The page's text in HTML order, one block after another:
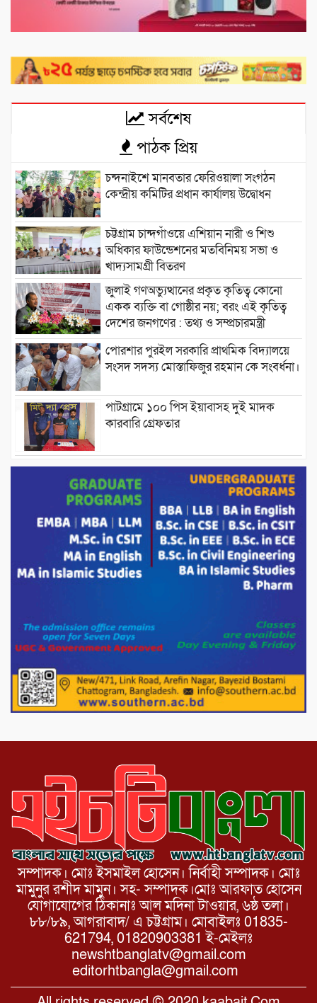
সর্বশেষ
পাঠক প্রিয়
চন্দনাইশে মানবতার ফেরিওয়ালা সংগঠন
কেন্দ্রীয় কমিটির প্রধান কার্যালয় উদ্বোধন
চট্টগ্রাম চান্দগাঁওয়ে এশিয়ান নারী ও শিশু
অধিকার ফাউন্ডেশনের মতবিনিময় সভা ও
খাদ্যসামগ্রী বিতরণ
জুলাই গণঅভ্যুত্থানের প্রকৃত কৃতিত্ব কোনো
একক ব্যক্তি বা গোষ্ঠীর নয়; বরং এই কৃতিত্ব
দেশের জনগণের : তথ্য ও সম্প্রচারমন্ত্রী
পোরশার পুরইল সরকারি প্রাথমিক বিদ্যালয়ে
সংসদ সদস্য মোস্তাফিজুর রহমান কে সংবর্ধনা।
পাটগ্রামে ১০০ পিস ইয়াবাসহ দুই মাদক
কারবারি গ্রেফতার
ড্যাবের ৩৭তম প্রতিষ্ঠাবার্ষিকীতে প্রধানমন্ত্রী
তারেক রহমান।
চন্দনাইশের হাশিমপুর ৪ নং ওয়ার্ডে ৫’শতাধিক
হতদরিদ্র পরিবারের মাঝে খাদ্যসামগ্রী বিতরণ
করেন মনজুর মোরশেদ
পরিবেশ রক্ষায় পাটগ্রামে ইহসান ইয়ুথ
মিরপুর-১১ নম্বরে দুর্বৃত্তদের গুলিতে বিএনপি
নেতা গুরুতর আহত
পাটগ্রামে চিকিৎসা সেবায় বীর মুক্তিযোদ্ধা দবির
উদ্দিন ফাউন্ডেশন
সম্পাদক। মোঃ ইসমাইল হোসেন। নির্বাহী সম্পাদক। মোঃ
মামুনুর রশীদ মামুন। সহ- সম্পাদক।মোঃ আরফাত হোসেন
যোগাযোগের ঠিকানাঃ আল মদিনা টাওয়ার, ৬ষ্ঠ তলা।
৮৮/৮৯, আগরাবাদ/ এ চট্টগ্রাম। মোবাইলঃ 01835-
621794, 01820903381 ই-মেইলঃ
newshtbanglatv@gmail.com
editorhtbangla@gmail.com